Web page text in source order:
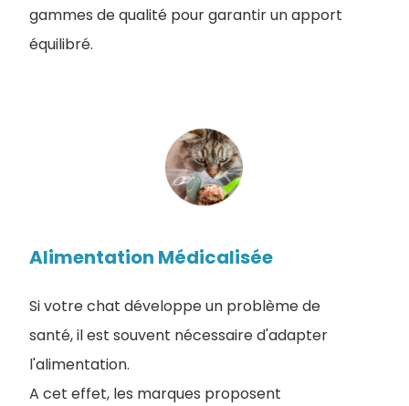
gammes de qualité pour garantir un apport
équilibré.
Alimentation Médicalisée
Si votre chat développe un problème de
santé, il est souvent nécessaire d'adapter
l'alimentation.
A cet effet, les marques proposent